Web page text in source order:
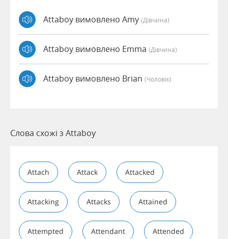
Attaboy вимовлено Amy (дівчина)
Attaboy вимовлено Emma (дівчина)
Attaboy вимовлено Brian (чоловік)
Слова схожі з Attaboy
Attach Attack Attacked
Attacking Attacks Attained
Attempted Attendant Attended